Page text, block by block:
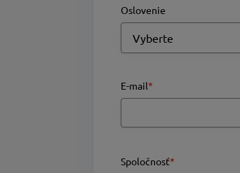
Oslovenie
E-mail*
Spoločnosť*